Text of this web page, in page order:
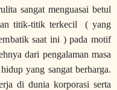
sangat menguasai betul
titik-titik terkecil
( yang
saat ini )pada motif
dari pengalaman masa
yang sangat berharga.
di dunia korporasi serta